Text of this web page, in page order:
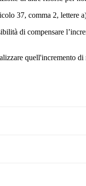
37, comma 2, lettere
di compensare
quell'incremento